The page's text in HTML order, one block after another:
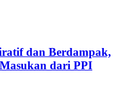
dan Berdampak,
dari PPI